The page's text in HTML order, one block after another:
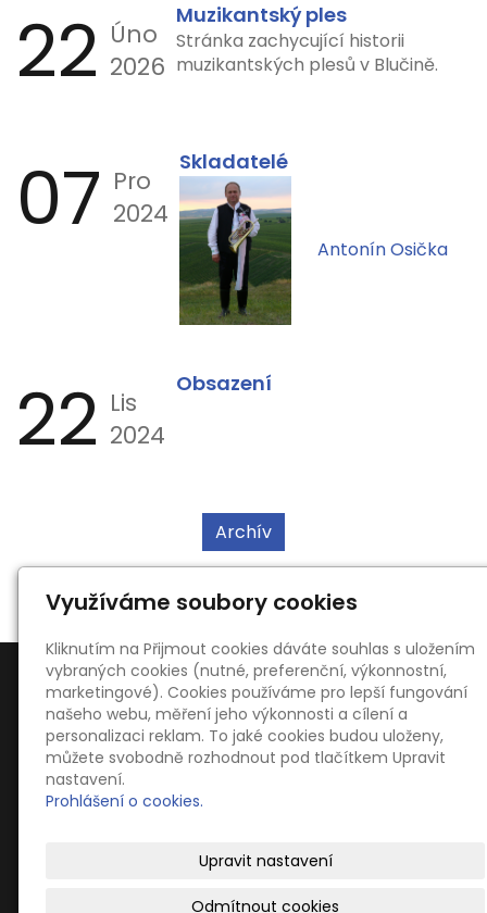
22 Úno
2026
Muzikantský ples
Stránka zachycující historii
muzikantských plesů v Blučině.
07 Pro
2024
Skladatelé
Antonín Osička
22 Lis
2024
Obsazení
Archív
Kontakty
Ing. Oldřich Kahoun
blucinaci@blucinaci.cz
+420 776 086 817
Využíváme soubory cookies
Kliknutím na Přijmout cookies dáváte souhlas s uložením
vybraných cookies (nutné, preferenční, výkonnostní,
marketingové). Cookies používáme pro lepší fungování
našeho webu, měření jeho výkonnosti a cílení a
personalizaci reklam. To jaké cookies budou uloženy,
můžete svobodně rozhodnout pod tlačítkem Upravit
nastavení.
Prohlášení o cookies.
Upravit nastavení
Odmítnout cookies